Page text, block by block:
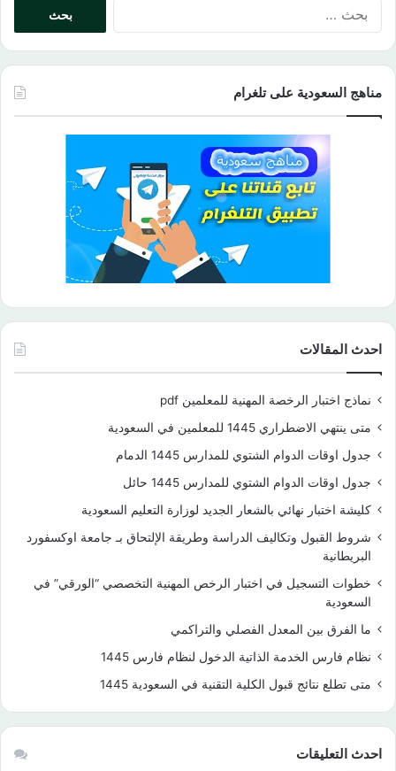
مناهج السعودية على تلغرام
احدث المقالات
نماذج اختبار الرخصة المهنية للمعلمين pdf
متى ينتهي الاضطراري 1445 للمعلمين في السعودية
جدول اوقات الدوام الشتوي للمدارس 1445 الدمام
جدول اوقات الدوام الشتوي للمدارس 1445 حائل
كليشة اختبار نهائي بالشعار الجديد لوزارة التعليم السعودية
شروط القبول وتكاليف الدراسة وطريقة الإلتحاق بـ جامعة اوكسفورد
البريطانية
خطوات التسجيل في اختبار الرخص المهنية التخصصي “الورقي” في
السعودية
ما الفرق بين المعدل الفصلي والتراكمي
نظام فارس الخدمة الذاتية الدخول لنظام فارس 1445
متى تطلع نتائج قبول الكلية التقنية في السعودية 1445
احدث التعليقات